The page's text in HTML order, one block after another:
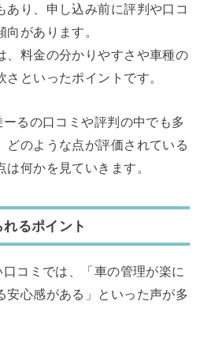
あり、申し込み前に評判や口コ
向があります。
、料金の分かりやすさや車種の
といったポイントです。
るの口コミや評判の中でも多
どのような点が評価されている
何かを見ていきます。
るポイント
コミでは、「車の管理が楽に
安心感がある」といった声が多